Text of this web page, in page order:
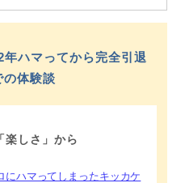
ハマってから完全引退
の体験談
楽しさ」から
にハマってしまったキッカケ